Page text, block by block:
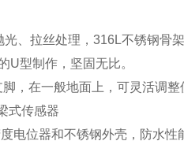
、拉丝处理，316L不锈钢骨
型制作，坚固无比。
，在一般地面上，可灵活调整
式传感器
电位器和不锈钢外壳，防水性